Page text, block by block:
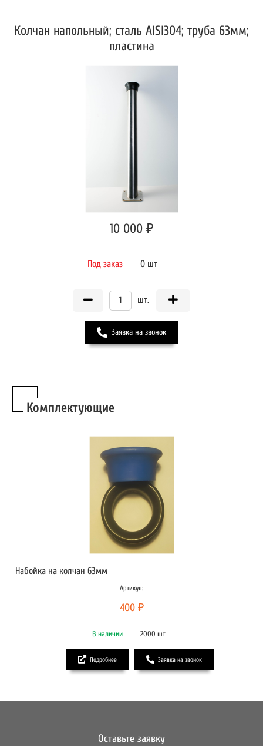
Колчан напольный; сталь AISI304; труба 63мм;
пластина
10 000 ₽
Под заказ 0 шт
шт.
Заявка на звонок
Комплектующие
Набойка на колчан 63мм
Артикул:
400 ₽
В наличии 2000 шт
Подробнее Заявка на звонок
Оставьте заявку